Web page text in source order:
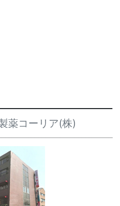
薬コーリア(株)